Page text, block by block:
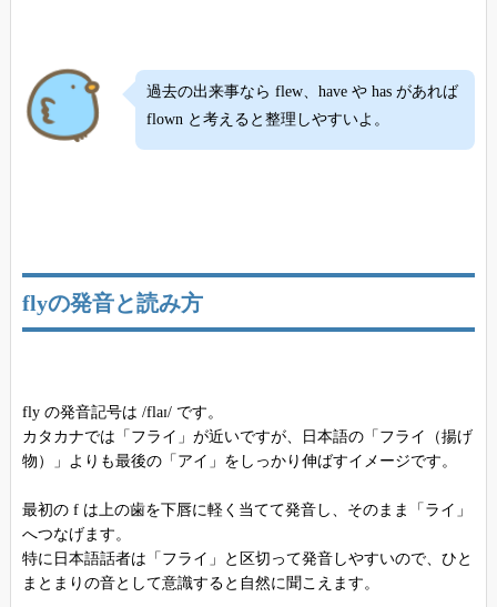
過去の出来事なら flew、have や has があれば
flown と考えると整理しやすいよ。
flyの発音と読み方
fly の発音記号は /flaɪ/ です。
カタカナでは「フライ」が近いですが、日本語の「フライ（揚げ
物）」よりも最後の「アイ」をしっかり伸ばすイメージです。
最初の f は上の歯を下唇に軽く当てて発音し、そのまま「ライ」
へつなげます。
特に日本語話者は「フライ」と区切って発音しやすいので、ひと
まとまりの音として意識すると自然に聞こえます。